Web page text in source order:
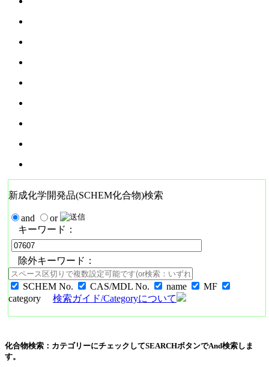
新成化学開発品(SCHEM化合物)検索
and
or
キーワード：
除外キーワード：
SCHEM No. CAS/MDL No. name
MF
category
検索ガイド/Categoryについて
化合物検索：カテゴリーにチェックしてSEARCHボタンでAnd検索しま
す。